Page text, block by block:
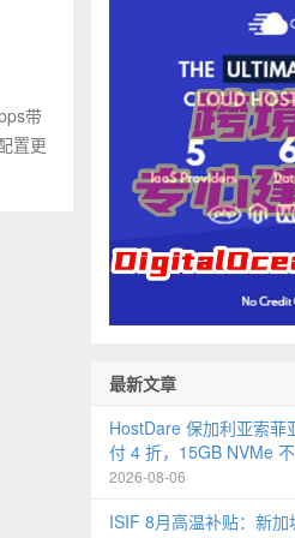
带
置更
最新文章
HostDare 保加利亚索
付 4 折，15GB NVMe
2026-08-06
ISIF 8月高温补贴：新